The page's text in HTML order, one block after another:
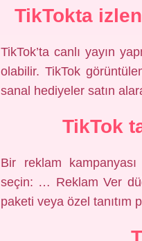
TikTokta
TikTok’ta canlı yayın
olabilir. TikTok
sanal hediyeler satın
TikTok
Bir reklam
seçin: … Reklam Ver
paketi veya özel